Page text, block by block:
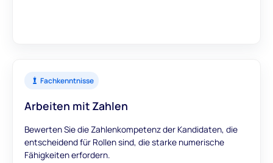
Fachkenntnisse
Arbeiten mit Zahlen
Bewerten Sie die Zahlenkompetenz der Kandidaten, die
entscheidend für Rollen sind, die starke numerische
Fähigkeiten erfordern.